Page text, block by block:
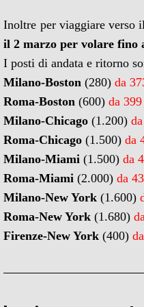
Inoltre per viaggiare verso
il 2 marzo per volare fino
I posti di andata e ritorno
Milano-Boston (280)da
Roma-Boston (600)da
Milano-Chicago(1.200)
Roma-Chicago (1.500)da
Milano-Miami (1.500)da
Roma-Miami (2.000)da
Milano-New York (1.600)
Roma-New York (1.680)
Firenze-New York (400)